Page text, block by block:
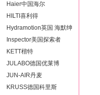
Haier中国海尔
HILTI喜利得
Hydramotion英国 海默绅
Inspector美国探索者
KETT楷特
JULABO德国优莱博
JUN-AIR丹麦
KRUSS德国科里斯